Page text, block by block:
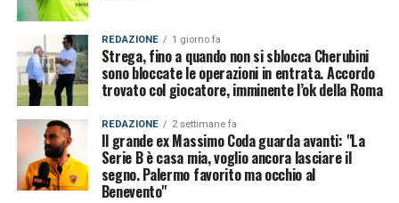
REDAZIONE 1 giorno fa
Strega, fino a quando non si sblocca Cherubini
sono bloccate le operazioni in entrata. Accordo
trovato col giocatore, imminente l’ok della Roma
REDAZIONE 2 settimane fa
Il grande ex Massimo Coda guarda avanti: "La
Serie B è casa mia, voglio ancora lasciare il
segno. Palermo favorito ma occhio al
Benevento"